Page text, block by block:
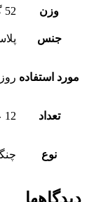
وزن 52 گرم
جنس
مورد استفاده
تعداد 12 عددی
نوع
دیدگاهها